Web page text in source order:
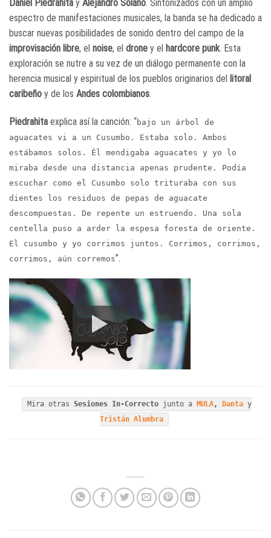
Daniel Piedrahita y Alejandro Solano. Sintonizados con un amplio
espectro de manifestaciones musicales, la banda se ha dedicado a
buscar nuevas posibilidades de sonido dentro del campo de la
improvisación libre, el noise, el drone y el hardcore punk. Esta
exploración se nutre a su vez de un diálogo permanente con la
herencia musical y espiritual de los pueblos originarios del litoral
caribeño y de los Andes colombianos.
Piedrahita explica así la canción: “bajo un árbol de
aguacates vi a un Cusumbo. Estaba solo. Ambos
estábamos solos. Él mendigaba aguacates y yo lo
miraba desde una distancia apenas prudente. Podía
escuchar como el Cusumbo solo trituraba con sus
dientes los residuos de pepas de aguacate
descompuestas. De repente un estruendo. Una sola
centella puso a arder la espesa foresta de oriente.
El cusumbo y yo corrimos juntos. Corrimos, corrimos,
corrimos, aún corremos”.
Mira otras Sesiones In-Correctojunto a MULA, Dantay
Tristán Alumbra